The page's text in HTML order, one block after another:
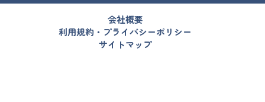
会社概要
利用規約・プライバシーポリシー
サイトマップ